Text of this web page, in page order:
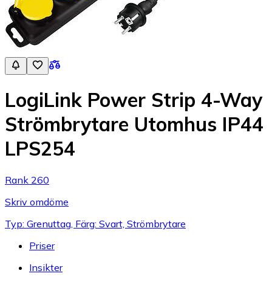
LogiLink Power Strip 4-Way
Strömbrytare Utomhus IP44
LPS254
Rank 260
Skriv omdöme
Typ: Grenuttag, Färg: Svart, Strömbrytare
Priser
Insikter